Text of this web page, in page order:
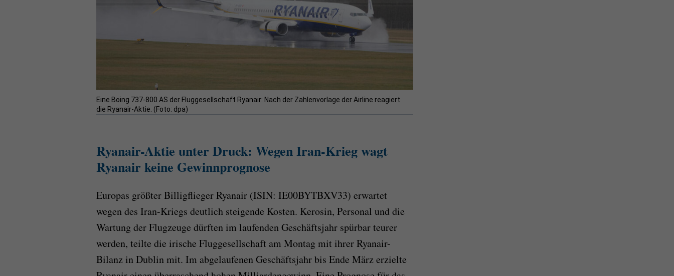
Eine Boing 737-800 AS der Fluggesellschaft Ryanair: Nach der Zahlenvorlage der Airline reagiert
die Ryanair-Aktie. (Foto: dpa)
Ryanair-Aktie unter Druck: Wegen Iran-Krieg wagt
Ryanair keine Gewinnprognose
Europas größter Billigflieger Ryanair (ISIN: IE00BYTBXV33) erwartet
wegen des Iran-Kriegs deutlich steigende Kosten. Kerosin, Personal und die
Wartung der Flugzeuge dürften im laufenden Geschäftsjahr spürbar teurer
werden, teilte die irische Fluggesellschaft am Montag mit ihrer Ryanair-
Bilanz in Dublin mit. Im abgelaufenen Geschäftsjahr bis Ende März erzielte